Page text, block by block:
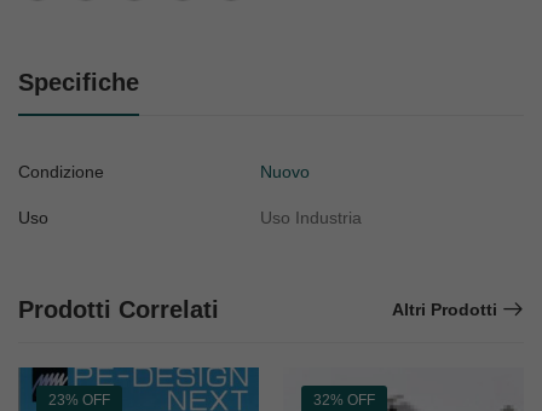
Specifiche
Condizione Nuovo
Uso Uso Industria
Prodotti Correlati Altri Prodotti
23% OFF 32% OFF